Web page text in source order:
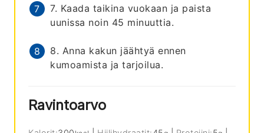
7. Kaada taikina vuokaan ja paista
uunissa noin 45 minuuttia.
8. Anna kakun jäähtyä ennen
kumoamista ja tarjoilua.
Ravintoarvo